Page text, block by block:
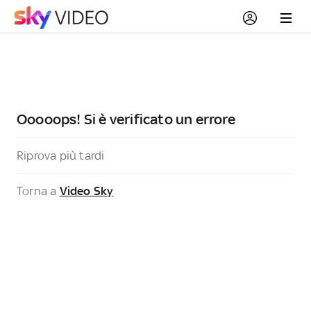
Ooooops! Si è verificato un errore
Riprova più tardi
Torna a Video Sky